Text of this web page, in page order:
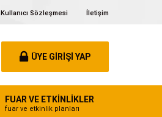
Kullanıcı Sözleşmesi İletişim
ÜYE GİRİŞİ YAP
FUAR VE ETKİNLİKLER
fuar ve etkinlik planları